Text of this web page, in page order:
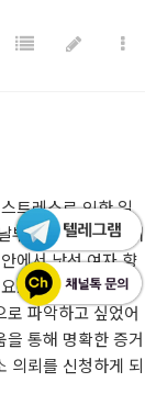
트레스로 인한 일
부터인가 변화된 배
에서 낯선 여자 향
. 혼자서 해결하기
파악하고 싶었어
통해 명확한 증거
의뢰를 신청하게 되